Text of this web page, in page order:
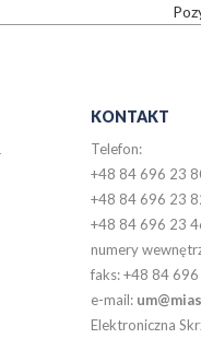
KONTAKT
Telefon:
+48 84 696 23
+48 84 696 23
+48 84 696 23
numery
faks: +48 84
e-mail:
Elektroniczna